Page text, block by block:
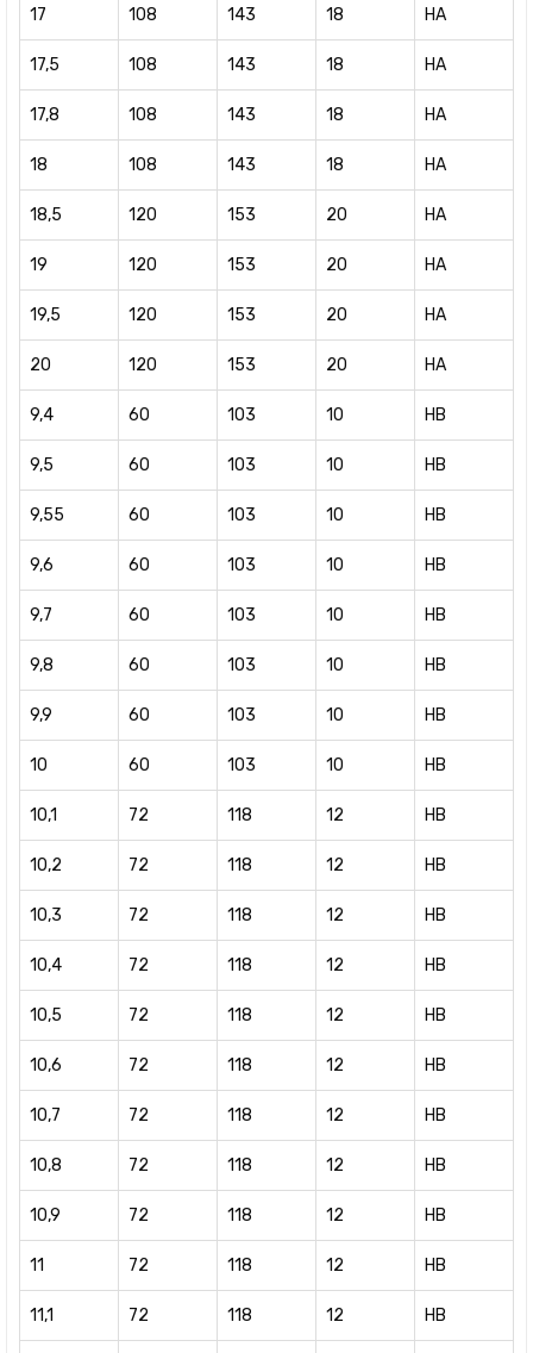
17 108 143 18 HA
17,5 108 143 18 HA
17,8 108 143 18 HA
18 108 143 18 HA
18,5 120 153 20 HA
19 120 153 20 HA
19,5 120 153 20 HA
20 120 153 20 HA
9,4 60 103 10 HB
9,5 60 103 10 HB
9,55 60 103 10 HB
9,6 60 103 10 HB
9,7 60 103 10 HB
9,8 60 103 10 HB
9,9 60 103 10 HB
10 60 103 10 HB
10,1 72 118 12 HB
10,2 72 118 12 HB
10,3 72 118 12 HB
10,4 72 118 12 HB
10,5 72 118 12 HB
10,6 72 118 12 HB
10,7 72 118 12 HB
10,8 72 118 12 HB
10,9 72 118 12 HB
11 72 118 12 HB
11,1 72 118 12 HB